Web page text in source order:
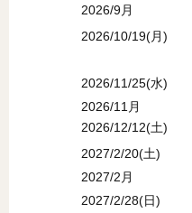
2026/9月
2026/10/19(月)
2026/11/25(水)
2026/11月
2026/12/12(土)
2027/2/20(土)
2027/2月
2027/2/28(日)